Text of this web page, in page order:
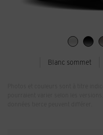
Blanc sommet